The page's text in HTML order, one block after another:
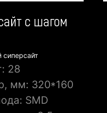
с шагом
28
мм: 320*160
SMD